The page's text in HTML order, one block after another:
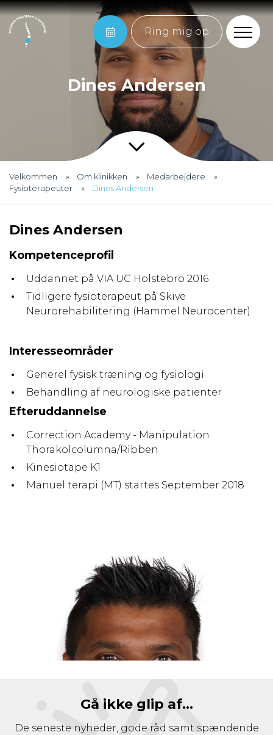
Ring mig op
Dines Andersen
Velkommen Om klinikken
Medarbejdere
Fysioterapeuter
Dines Andersen
Dines Andersen
Kompetenceprofil
Uddannet på VIA UC Holstebro 2016
Tidligere fysioterapeut på Skive
Neurorehabilitering (Hammel Neurocenter)
Interesseområder
Generel fysisk træning og fysiologi
Behandling af neurologiske patienter
Efteruddannelse
Correction Academy - Manipulation
Thorakolcolumna/Ribben
Kinesiotape K1
Manuel terapi (MT) startes September 2018
Gå ikke glip af...
De seneste nyheder, gode råd samt spændende